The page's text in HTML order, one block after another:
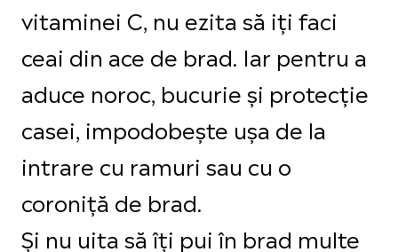
vitaminei C, nu ezita să iți faci
ceai din ace de brad. Iar pentru a
aduce noroc, bucurie și protecție
casei, impodobește ușa de la
intrare cu ramuri sau cu o
coroniță de brad.
Și nu uita să îți pui în brad multe